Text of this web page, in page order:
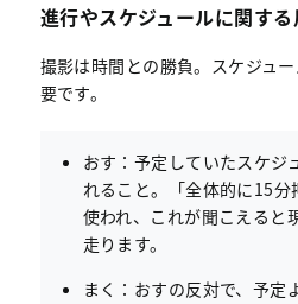
進行やスケジュールに関する
撮影は時間との勝負。スケジュ
要です。
おす：予定していたスケジ
れること。「全体的に15分
使われ、これが聞こえると
走ります。
まく：おすの反対で、予定